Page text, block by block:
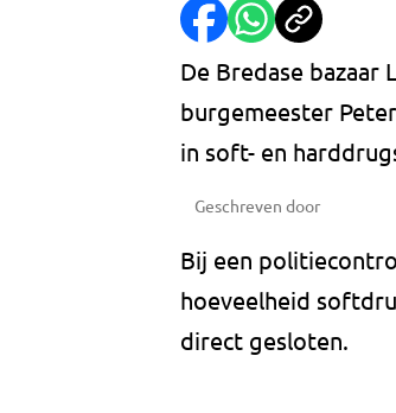
De Bredase bazaar
burgemeester
in soft- en
Geschreven door
Bij een
hoeveelheid
direct gesloten.